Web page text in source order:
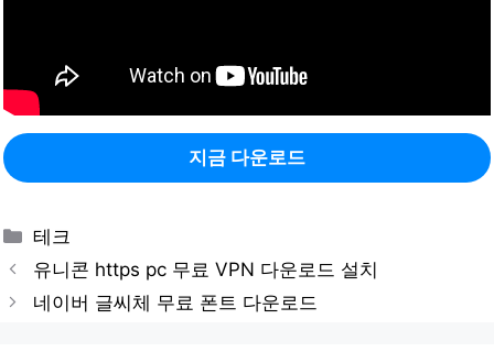
지금 다운로드
Categories
테크
유니콘 https pc 무료 VPN 다운로드 설치
네이버 글씨체 무료 폰트 다운로드